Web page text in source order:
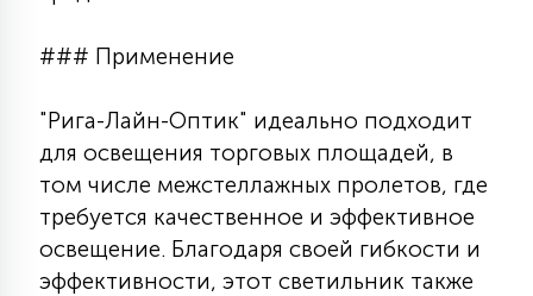
### Применение
"Рига-Лайн-Оптик" идеально подходит
для освещения торговых площадей, в
том числе межстеллажных пролетов, где
требуется качественное и эффективное
освещение. Благодаря своей гибкости и
эффективности, этот светильник также